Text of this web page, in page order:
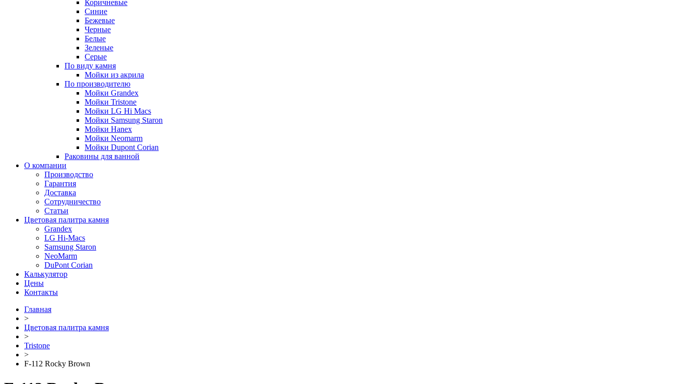
Коричневые
Синие
Бежевые
Черные
Белые
Зеленые
Серые
По виду камня
Мойки из акрила
По производителю
Мойки Grandex
Мойки Tristone
Мойки LG Hi Macs
Мойки Samsung Staron
Мойки Hanex
Мойки Neomarm
Мойки Dupont Corian
Раковины для ванной
О компании
Производство
Гарантия
Доставка
Сотрудничество
Статьи
Цветовая палитра камня
Grandex
LG Hi-Macs
Samsung Staron
NeoMarm
DuPont Corian
Калькулятор
Цены
Контакты
Главная
>
Цветовая палитра камня
>
Tristone
>
F-112 Rocky Brown